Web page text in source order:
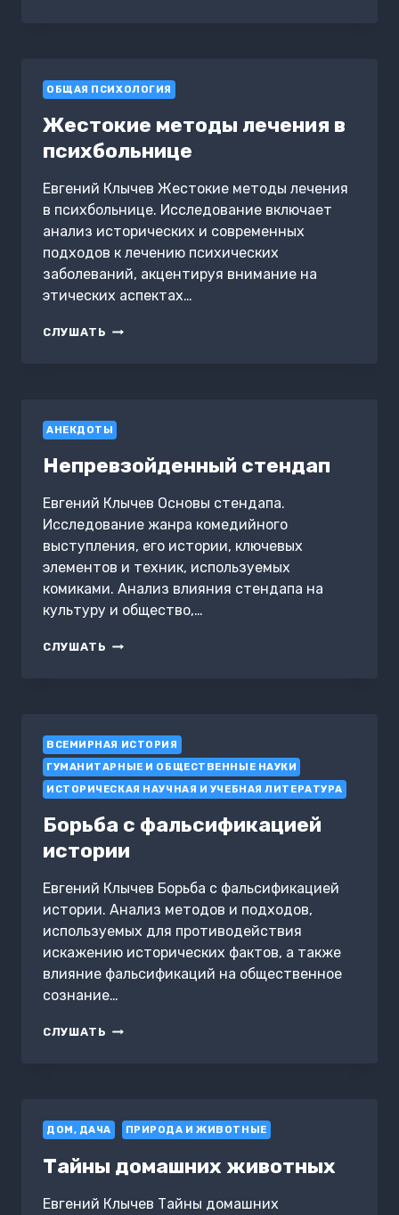
ОБЩАЯ ПСИХОЛОГИЯ
Жестокие методы лечения в
психбольнице
Евгений Клычев Жестокие методы лечения
в психбольнице. Исследование включает
анализ исторических и современных
подходов к лечению психических
заболеваний, акцентируя внимание на
этических аспектах…
СЛУШАТЬ ЖЕСТОКИЕ
АНЕКДОТЫ
Непревзойденный стендап
Евгений Клычев Основы стендапа.
Исследование жанра комедийного
выступления, его истории, ключевых
элементов и техник, используемых
комиками. Анализ влияния стендапа на
культуру и общество,…
СЛУШАТЬ НЕПРЕВЗОЙДЕННЫЙ
ВСЕМИРНАЯ ИСТОРИЯ
ГУМАНИТАРНЫЕ И ОБЩЕСТВЕННЫЕ НАУКИ
ИСТОРИЧЕСКАЯ НАУЧНАЯ И УЧЕБНАЯ ЛИТЕРАТУРА
Борьба с фальсификацией
истории
Евгений Клычев Борьба с фальсификацией
истории. Анализ методов и подходов,
используемых для противодействия
искажению исторических фактов, а также
влияние фальсификаций на общественное
сознание…
СЛУШАТЬ БОРЬБА
ДОМ, ДАЧА ПРИРОДА И ЖИВОТНЫЕ
Тайны домашних животных
Евгений Клычев Тайны домашних